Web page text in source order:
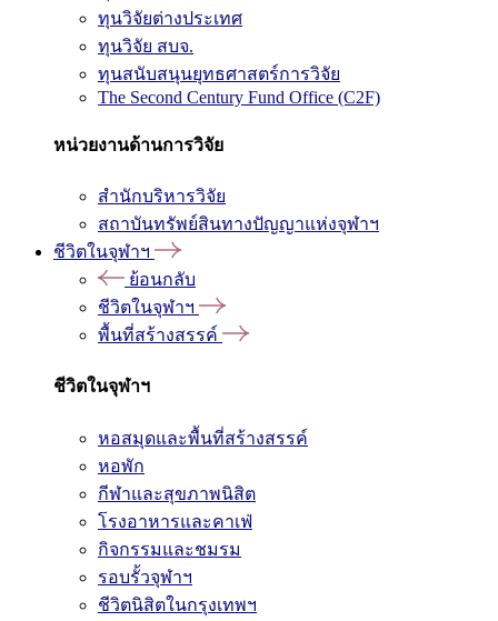
ทุนวิจัยต่างประเทศ
ทุนวิจัย สบจ.
ทุนสนับสนุนยุทธศาสตร์การวิจัย
The Second Century Fund Office (C2F)
หน่วยงานด้านการวิจัย
สำนักบริหารวิจัย
สถาบันทรัพย์สินทางปัญญาแห่งจุฬาฯ
ชีวิตในจุฬาฯ
ย้อนกลับ
ชีวิตในจุฬาฯ
พื้นที่สร้างสรรค์
ชีวิตในจุฬาฯ
หอสมุดและพื้นที่สร้างสรรค์
หอพัก
กีฬาและสุขภาพนิสิต
โรงอาหารและคาเฟ่
กิจกรรมและชมรม
รอบรั้วจุฬาฯ
ชีวิตนิสิตในกรุงเทพฯ